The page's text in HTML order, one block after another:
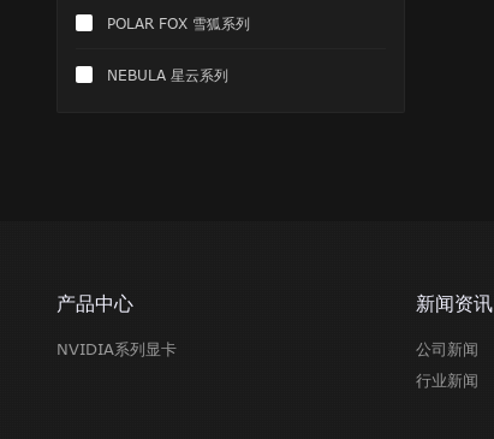
POLAR FOX 雪狐系列
NEBULA 星云系列
产品中心
NVIDIA系列显卡
新闻资讯
公司新闻
行业新闻